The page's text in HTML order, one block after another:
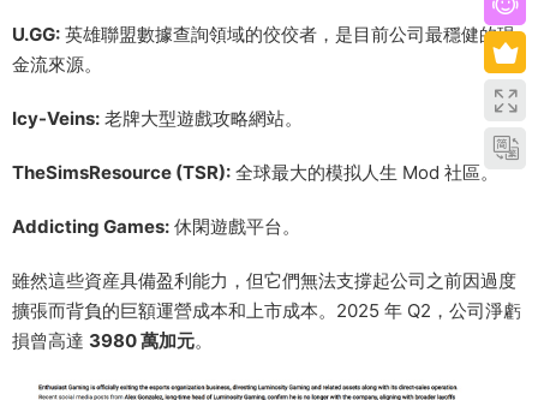
U.GG: 英雄聯盟數據查詢領域的佼佼者，是目前公司最穩健的現
金流來源。
Icy-Veins: 老牌大型遊戲攻略網站。
TheSimsResource (TSR): 全球最大的模拟人生 Mod 社區。
Addicting Games: 休閑遊戲平台。
雖然這些資産具備盈利能力，但它們無法支撐起公司之前因過度
擴張而背負的巨額運營成本和上市成本。2025 年 Q2，公司淨虧
損曾高達 3980 萬加元。